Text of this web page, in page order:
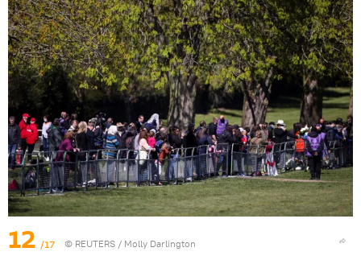
12 /17 © REUTERS / Molly Darlington